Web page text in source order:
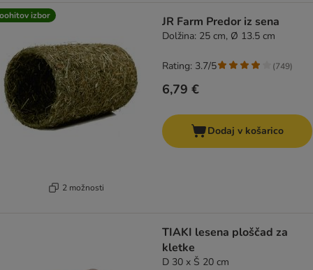
izbor
2 možnosti
JR Farm Predor iz sena
Dolžina: 25 cm, Ø 13.5 cm
6,79 €
Rating: 3.7/5 (749)
Dodaj v košarico
TIAKI lesena ploščad za
kletke
D 30 x Š 20 cm